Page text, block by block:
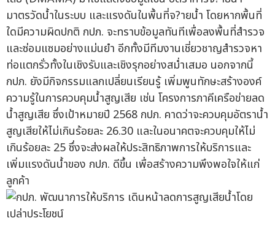
มาตรวัดน้ำในระบบ และแรงดันในพื้นที่จ?ายน้ำ โดยหากพื้นที่
ใดมีความผิดปกติ กปภ. จะทราบข้อมูลทันทีเพื่อลงพื้นที่สำรวจ
และซ่อมแซมอย่างแม่นยำ อีกทั้งมีทีมงานเชี่ยวชาญสำรวจหา
ท่อแตกรั่วทั้งในเชิงรับและเชิงรุกอย่างสม่ำเสมอ นอกจากนี้
กปภ. ยังมีกิจกรรมแลกเปลี่ยนเรียนรู้ เพิ่มพูนทักษะสร้างองค์
ความรู้ในการควบคุมน้ำสูญเสีย เช่น โครงการภาคีเครือข่ายลด
น้ำสูญเสีย ซึ่งเป้าหมายปี 2568 กปภ. คาดว่าจะควบคุมอัตราน้ำ
สูญเสียให้ไม่เกินร้อยละ 26.30 และในอนาคตจะควบคุมให้ไม่
เกินร้อยละ 25 ซึ่งจะส่งผลให้ประสิทธิภาพการให้บริการและ
เพิ่มแรงดันน้ำของ กปภ. ดีขึ้น เพื่อสร้างความพึงพอใจให้แก่
ลูกค้า